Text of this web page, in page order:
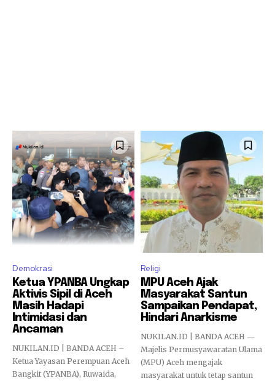
Demokrasi
Ketua YPANBA Ungkap
Aktivis Sipil di Aceh
Masih Hadapi
Intimidasi dan
Ancaman
NUKILAN.ID | BANDA ACEH –
Ketua Yayasan Perempuan Aceh
Bangkit (YPANBA), Ruwaida,
Religi
MPU Aceh Ajak
Masyarakat Santun
Sampaikan Pendapat,
Hindari Anarkisme
NUKILAN.ID | BANDA ACEH —
Majelis Permusyawaratan Ulama
(MPU) Aceh mengajak
masyarakat untuk tetap santun